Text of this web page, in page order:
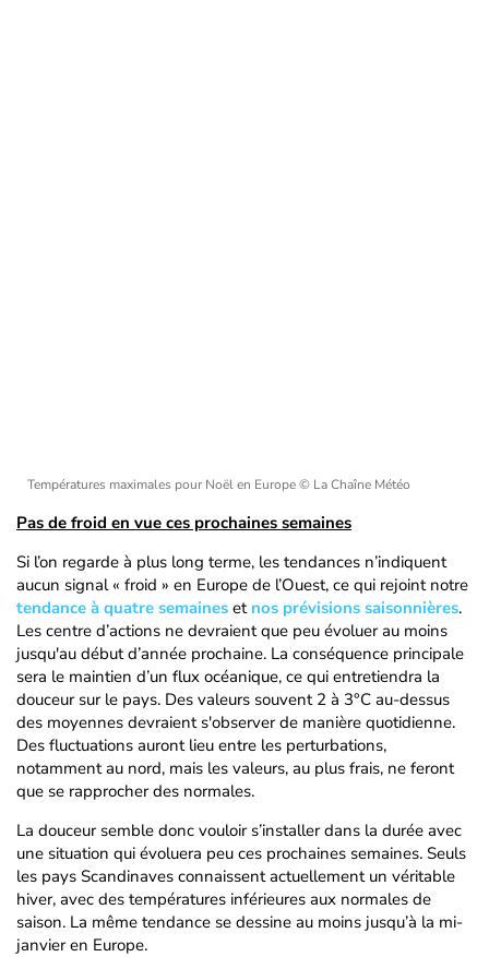
Températures maximales pour Noël en Europe© La Chaîne Météo
Pas de froid en vue ces prochaines semaines
Si l’on regarde à plus long terme, les tendances n’indiquent
aucun signal « froid » en Europe de l’Ouest, ce qui rejoint notre
tendance à quatre semaines et nos prévisions saisonnières.
Les centre d’actions ne devraient que peu évoluer au moins
jusqu'au début d’année prochaine. La conséquence principale
sera le maintien d’un flux océanique, ce qui entretiendra la
douceur sur le pays. Des valeurs souvent 2 à 3°C au-dessus
des moyennes devraient s'observer de manière quotidienne.
Des fluctuations auront lieu entre les perturbations,
notamment au nord, mais les valeurs, au plus frais, ne feront
que se rapprocher des normales.
La douceur semble donc vouloir s’installer dans la durée avec
une situation qui évoluera peu ces prochaines semaines. Seuls
les pays Scandinaves connaissent actuellement un véritable
hiver, avec des températures inférieures aux normales de
saison. La même tendance se dessine au moins jusqu’à la mi-
janvier en Europe.